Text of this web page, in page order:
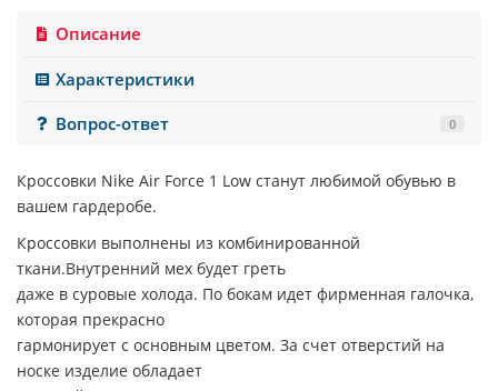
Описание
Характеристики
Вопрос-ответ
0
Кроссовки Nike Air Force 1 Low станут любимой обувью в
вашем гардеробе.
Кроссовки выполнены из комбинированной
ткани.Внутренний мех будет греть
даже в суровые холода. По бокам идет фирменная галочка,
которая прекрасно
гармонирует с основным цветом. За счет отверстий на
носке изделие обладает